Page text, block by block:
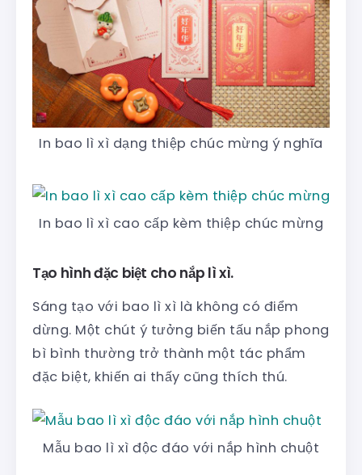
In bao lì xì dạng thiệp chúc mừng ý nghĩa
In bao lì xì cao cấp kèm thiệp chúc mừng
Tạo hình đặc biệt cho nắp lì xì.
Sáng tạo với bao lì xì là không có điểm
dừng. Một chút ý tưởng biến tấu nắp phong
bì bình thường trở thành một tác phẩm
đặc biệt, khiến ai thấy cũng thích thú.
Mẫu bao lì xì độc đáo với nắp hình chuột